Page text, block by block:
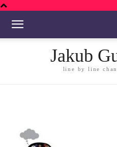
Jakub
line by line